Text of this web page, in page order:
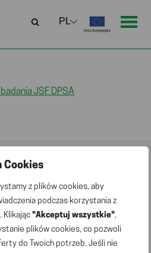
Cookies
z plików cookies, aby
podczas korzystania z
Klikając "Akceptuj wszystkie",
plików cookies, co pozwoli
do Twoich potrzeb. Jeśli nie
JSF DPSA
S.A. Wszelkie prawa